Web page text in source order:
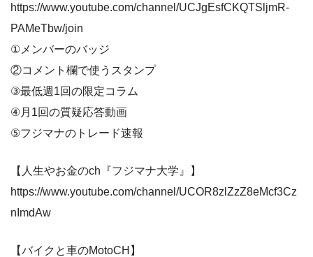
https://www.youtube.com/channel/UCJgEsfCKQTSljmR-
PAMeTbw/join
①メンバーのバッジ
②コメント欄で使うスタンプ
③最低週1回の限定コラム
④月1回の質疑応答動画
⑤フジマナのトレード速報
【人生やお金のch『フジマナ大学』】
https://www.youtube.com/channel/UCOR8zlZzZ8eMcf3Cz
nImdAw
【バイクと車のMotoCH】